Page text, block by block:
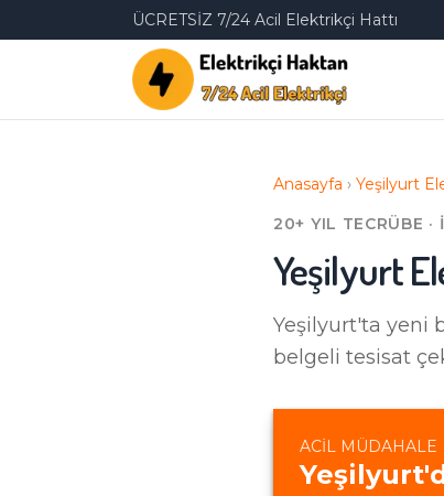
ÜCRETSİZ 7/24 Acil Elektrikçi Hattı
Anasayfa › Yeşilyurt
20+ YIL TECRÜBE
Yeşilyurt
Yeşilyurt'ta yeni
belgeli tesisat
ACIL MÜDAHALE
Yeşilyurt